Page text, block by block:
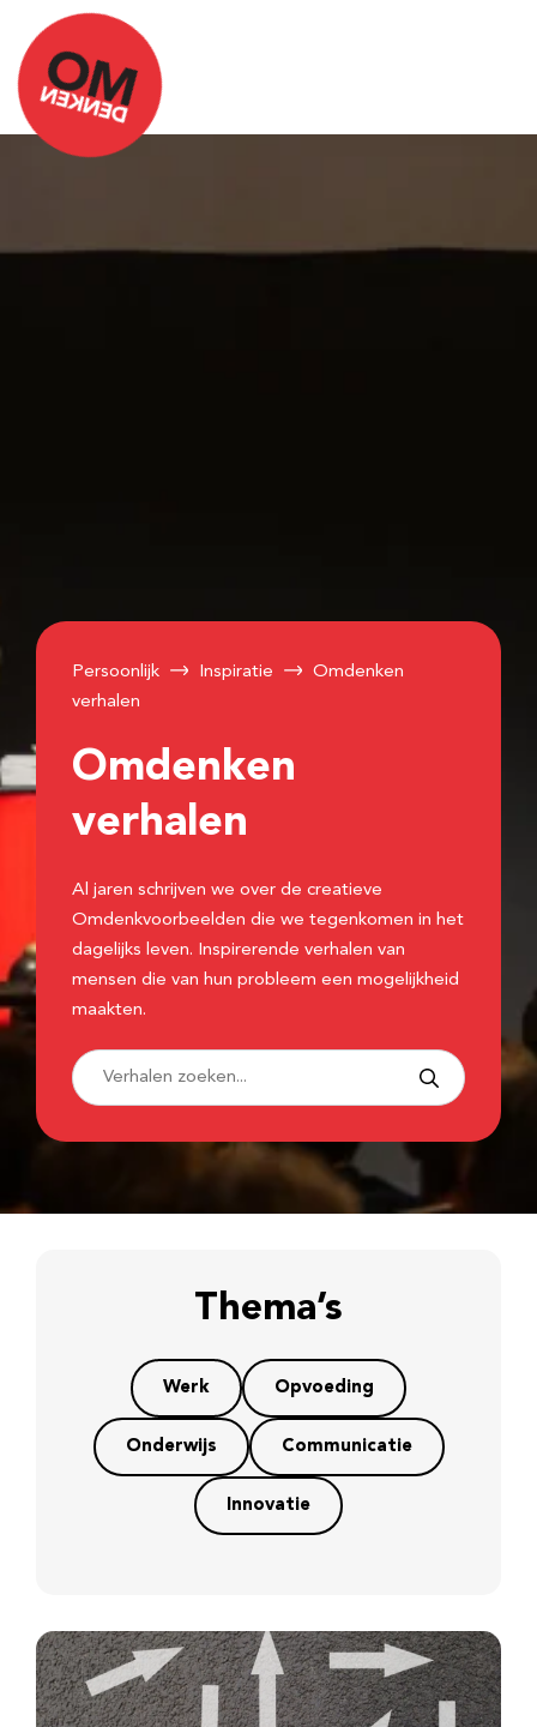
Persoonlijk Inspiratie
Omdenken
verhalen
Omdenken
verhalen
Al jaren schrijven we over de creatieve
Omdenkvoorbeelden die we tegenkomen in het
dagelijks leven. Inspirerende verhalen van
mensen die van hun probleem een mogelijkheid
maakten.
Thema’s
Werk Opvoeding
Onderwijs Communicatie
Innovatie